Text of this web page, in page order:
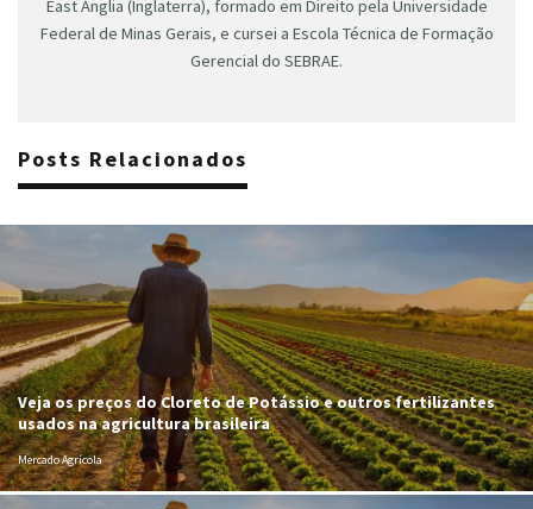
East Anglia (Inglaterra), formado em Direito pela Universidade
Federal de Minas Gerais, e cursei a Escola Técnica de Formação
Gerencial do SEBRAE.
Posts Relacionados
Veja os preços do Cloreto de Potássio e outros fertilizantes
usados na agricultura brasileira
Mercado Agrícola